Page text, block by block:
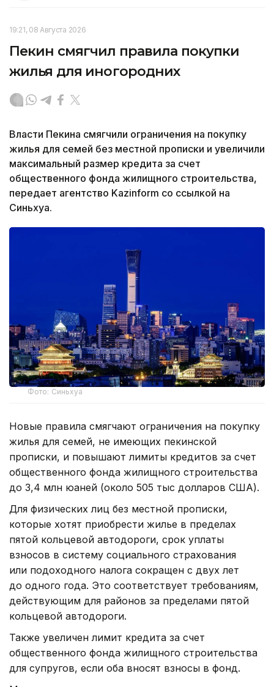
19:21, 08 Августа 2026
Пекин смягчил правила покупки
жилья для иногородних
Власти Пекина смягчили ограничения на покупку
жилья для семей без местной прописки и увеличили
максимальный размер кредита за счет
общественного фонда жилищного строительства,
передает агентство Kazinform со ссылкой на
Синьхуа.
Фото: Синьхуа
Новые правила смягчают ограничения на покупку
жилья для семей, не имеющих пекинской
прописки, и повышают лимиты кредитов за счет
общественного фонда жилищного строительства
до 3,4 млн юаней (около 505 тыс долларов США).
Для физических лиц без местной прописки,
которые хотят приобрести жилье в пределах
пятой кольцевой автодороги, срок уплаты
взносов в систему социального страхования
или подоходного налога сокращен с двух лет
до одного года. Это соответствует требованиям,
действующим для районов за пределами пятой
кольцевой автодороги.
Также увеличен лимит кредита за счет
общественного фонда жилищного строительства
для супругов, если оба вносят взносы в фонд.